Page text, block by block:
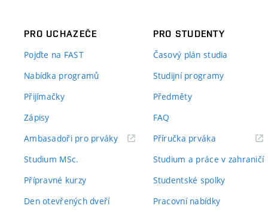
PRO UCHAZEČE
Pojďte na FAST
Nabídka programů
Přijímačky
Zápisy
Ambasadoři pro prváky(externí
Studium MSc.
Přípravné kurzy
Den otevřených dveří
PRO STUDENTY
Časový plán studia
Studijní programy
Předměty
FAQ
Příručka prváka(externí
Studium a práce v zahraničí
Studentské spolky
Pracovní nabídky